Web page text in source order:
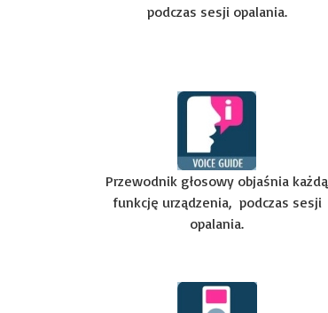
podczas sesji opalania.
Przewodnik głosowy objaśnia każdą
funkcję urządzenia, podczas sesji
opalania.